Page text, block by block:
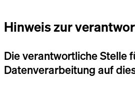
Hinweis zur
Die verantwortliche Stelle
Datenverarbeitung auf